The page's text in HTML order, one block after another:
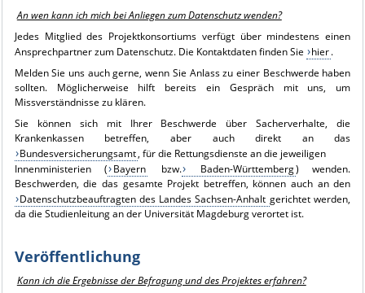
An wen kann ich mich bei Anliegen zum Datenschutz wenden?
Jedes Mitglied des Projektkonsortiums verfügt über mindestens einen
Ansprechpartner zum Datenschutz. Die Kontaktdaten finden Sie
hier.
Melden Sie uns auch gerne, wenn Sie Anlass zu einer Beschwerde haben
sollten. Möglicherweise hilft bereits ein Gespräch mit uns, um
Missverständnisse zu klären.
Sie können sich mit Ihrer Beschwerde über Sacherverhalte, die
Krankenkassen betreffen, aber auch direkt an das
Bundesversicherungsamt, für die Rettungsdienste an die jeweiligen
Innenministerien ( Bayern bzw. Baden-Württemberg) wenden.
Beschwerden, die das gesamte Projekt betreffen, können auch an den
Datenschutzbeauftragten des Landes Sachsen-Anhalt gerichtet werden,
da die Studienleitung an der Universität Magdeburg verortet ist.
Veröffentlichung
Kann ich die Ergebnisse der Befragung und des Projektes erfahren?